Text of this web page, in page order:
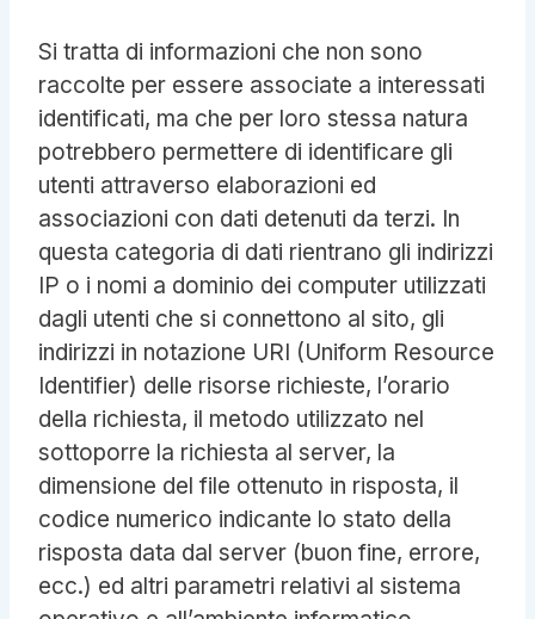
Si tratta di informazioni che non sono
raccolte per essere associate a interessati
identificati, ma che per loro stessa natura
potrebbero permettere di identificare gli
utenti attraverso elaborazioni ed
associazioni con dati detenuti da terzi. In
questa categoria di dati rientrano gli indirizzi
IP o i nomi a dominio dei computer utilizzati
dagli utenti che si connettono al sito, gli
indirizzi in notazione URI (Uniform Resource
Identifier) delle risorse richieste, l’orario
della richiesta, il metodo utilizzato nel
sottoporre la richiesta al server, la
dimensione del file ottenuto in risposta, il
codice numerico indicante lo stato della
risposta data dal server (buon fine, errore,
ecc.) ed altri parametri relativi al sistema